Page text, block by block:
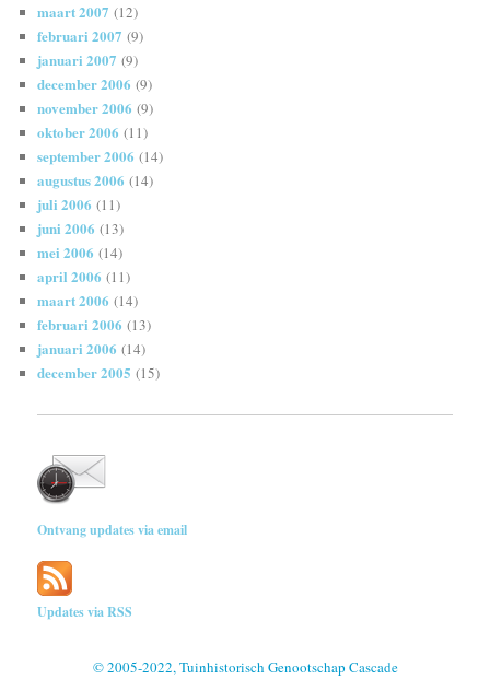
maart 2007 (12)
februari 2007 (9)
januari 2007 (9)
december 2006 (9)
november 2006 (9)
oktober 2006 (11)
september 2006 (14)
augustus 2006 (14)
juli 2006 (11)
juni 2006 (13)
mei 2006 (14)
april 2006 (11)
maart 2006 (14)
februari 2006 (13)
januari 2006 (14)
december 2005 (15)
Ontvang updates via email
Updates via RSS
© 2005-2022, Tuinhistorisch Genootschap Cascade